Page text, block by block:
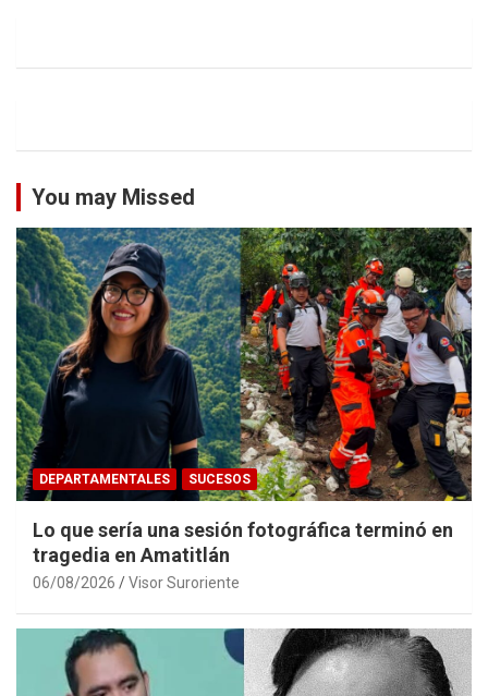
You may Missed
DEPARTAMENTALES SUCESOS
Lo que sería una sesión fotográfica terminó en
tragedia en Amatitlán
06/08/2026 Visor Suroriente